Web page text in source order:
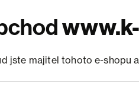
jste majitel tohoto e-shopu